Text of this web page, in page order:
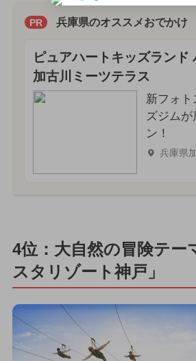
PR 兵庫県のオススメおでかけ
ピュアハートキッズランド
加古川ミーツテラス
新フォト
ズジム
ン！
兵庫県
4位：大自然の冒険テー
スタリゾート神戸」